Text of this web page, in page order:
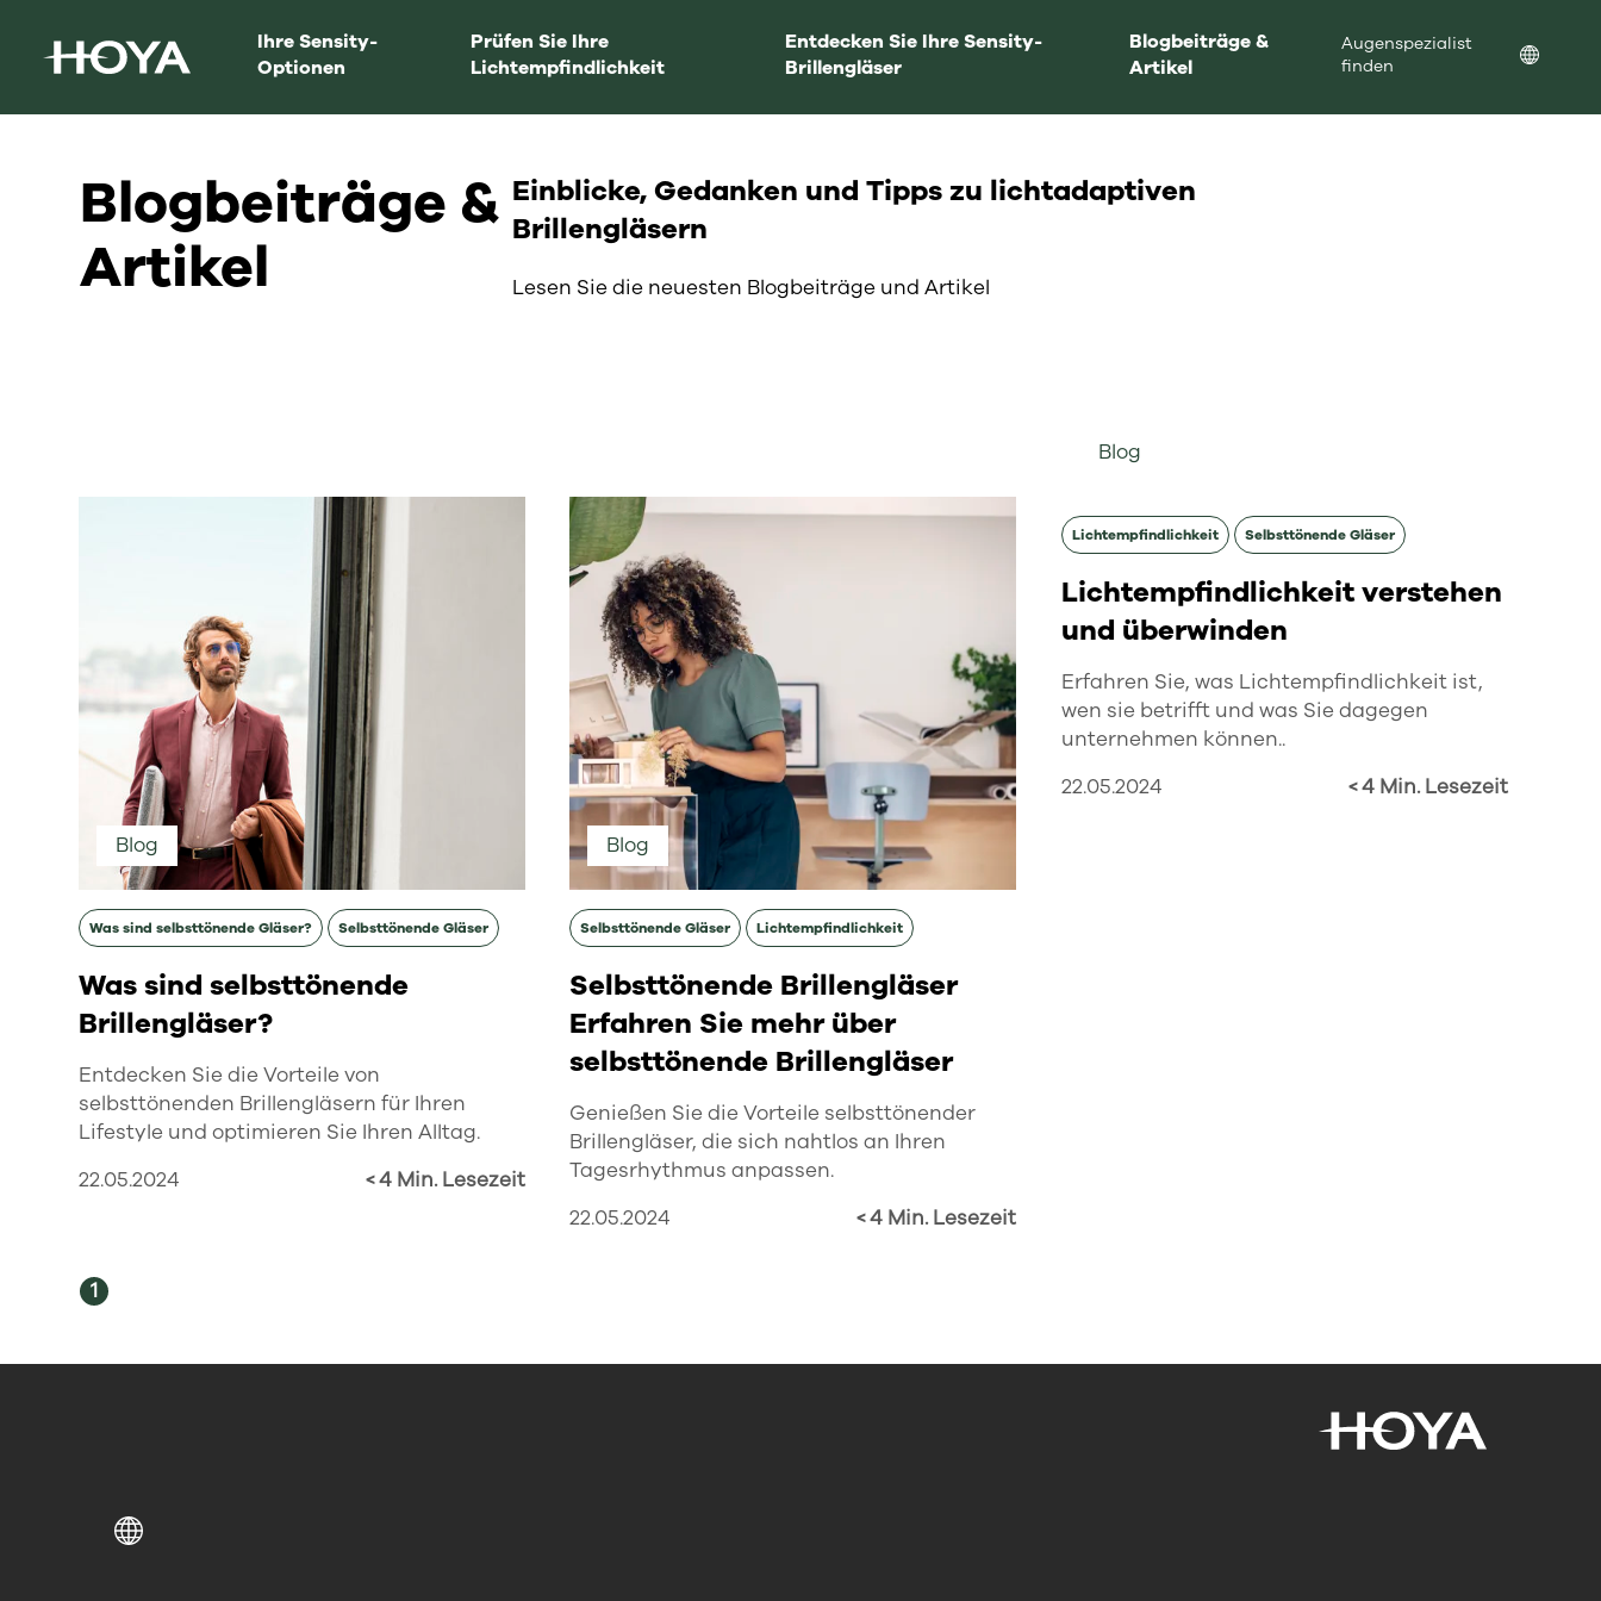
Ihre Sensity-
Optionen
Prüfen Sie Ihre
Lichtempfindlichkeit
Entdecken Sie Ihre Sensity-
Brillengläser
Blogbeiträge &
Artikel
Augenspezialist
finden
Location
Blogbeiträge &
Artikel
Einblicke, Gedanken und Tipps zu lichtadaptiven
Brillengläsern
Lesen Sie die neuesten Blogbeiträge und Artikel
Blog
Was sind selbsttönende Gläser? Selbsttönende Gläser
Was sind selbsttönende
Brillengläser?
Entdecken Sie die Vorteile von
selbsttönenden Brillengläsern für Ihren
Lifestyle und optimieren Sie Ihren Alltag.
22.05.2024
< 4 Min. Lesezeit
Blog
Selbsttönende Gläser Lichtempfindlichkeit
Selbsttönende Brillengläser
Erfahren Sie mehr über
selbsttönende Brillengläser
Genießen Sie die Vorteile selbsttönender
Brillengläser, die sich nahtlos an Ihren
Tagesrhythmus anpassen.
22.05.2024
< 4 Min. Lesezeit
Blog
Lichtempfindlichkeit Selbsttönende Gläser
Lichtempfindlichkeit verstehen
und überwinden
Erfahren Sie, was Lichtempfindlichkeit ist,
wen sie betrifft und was Sie dagegen
unternehmen können..
22.05.2024
< 4 Min. Lesezeit
1